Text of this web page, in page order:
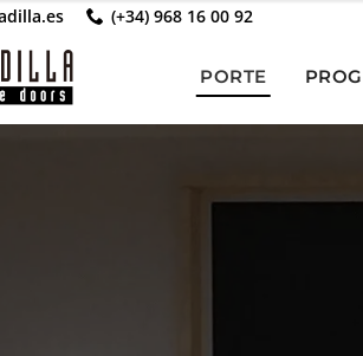
(+34) 968 16 00 92
PORTE